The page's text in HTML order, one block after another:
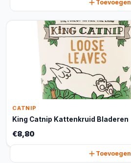
Toevoegen
CATNIP
King Catnip Kattenkruid Bladeren
€8,80
Toevoegen